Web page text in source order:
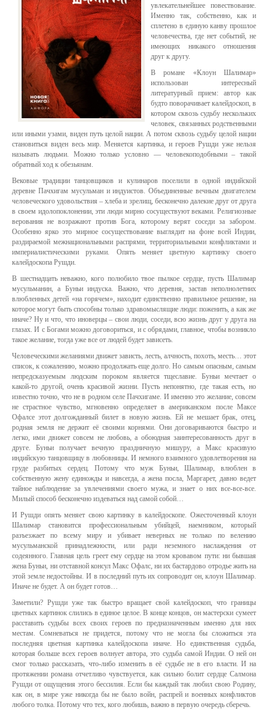
увлекательнейшее повествование.
Именно так, собственно, как и
сплетено в единую канву прошлое
человечества, где нет событий, не
имеющих никакого отношения
друг к другу.
В романе «Клоун Шалимар»
использован интересный
литературный прием: автор как
будто поворачивает калейдоскоп, в
котором сквозь судьбу нескольких
человек, связанных родственными
или иными узами, виден путь целой нации. А потом сквозь судьбу целой нации
становиться виден весь мир. Меняется картинка, и героев Рушди уже нельзя
называть людьми. Можно только условно — человекоподобными – такой
обратный ход к обезьянам.
Вековые традиции танцовщиков и кулинаров поселили в одной индийской
деревне Пачхигам мусульман и индуистов. Объединенные вечным двигателем
человеческого удовольствия – хлеба и зрелищ, бесконечно далекие друг от друга
в своем идолопоклонении, эти люди мирно сосуществуют веками. Религиозные
верования не возражают против Бога, которому верят соседи за забором.
Особенно ярко это мирное сосуществование выглядит на фоне всей Индии,
раздираемой межнациональными распрями, территориальными конфликтами и
империалистическими руками. Опять меняет цветную картинку своего
калейдоскопа Рушди.
В шестнадцать неважно, кого полюбило твое пылкое сердце, пусть Шалимар
мусульманин, а Буньи индуска. Важно, что деревня, застав неполнолетних
влюбленных детей «на горячем», находит единственно правильное решение, на
которое могут быть способны только здравомыслящие люди: поженить, а как же
иначе? Ну и что, что иноверцы – свои люди, соседи, всю жизнь друг у друга на
глазах. И с Богами можно договориться, и с обрядами, главное, чтобы возникло
такое желание, тогда уже все от людей будет зависеть.
Человеческими желаниями движет зависть, лесть, алчность, похоть, месть… этот
список, к сожалению, можно продолжать еще долго. Но самым опасным, самым
непредсказуемым людским пороком является тщеславие. Буньи мечтает о
какой-то другой, очень красивой жизни. Пусть непонятно, где такая есть, но
известно точно, что не в родном селе Пачхигаме. И именно это желание, совсем
не страстное чувство, мгновенно определяет в американском после Максе
Офалсе этот долгожданный билет в новую жизнь. Ей не мешает брак, отец,
родная земля не держит её своими корнями. Они договариваются быстро и
легко, ими движет совсем не любовь, а обоюдная заинтересованность друг в
друге. Буньи получает вечную праздничную мишуру, а Макс красивую
индийскую танцовщицу в любовницы. И немного взаимного удовлетворения на
груде разбитых сердец. Потому что муж Буньи, Шалимар, влюблен в
собственную жену единожды и навсегда, а жена посла, Маргарет, давно ведет
тайное наблюдение за увлечениями своего мужа, и знает о них все-все-все.
Милый способ бесконечно издеваться над самой собой…
И Рушди опять меняет свою картинку в калейдоскопе. Ожесточенный клоун
Шалимар становится профессиональным убийцей, наемником, который
разъезжает по всему миру и убивает неверных не только по велению
мусульманской принадлежности, или ради неземного наслаждения от
содеянного. Главная цель греет ему сердце на этом кровавом пути: ни бывшая
жена Буньи, ни отставной консул Макс Офалс, ни их бастардово отродье жить на
этой земле недостойны. И в последний путь их сопроводит он, клоун Шалимар.
Иначе не будет. А он будет готов…
Заметили? Рушди уже так быстро вращает свой калейдоскоп, что границы
цветных картинок слились в единое целое. В конце концов, он мастерски сумеет
расставить судьбы всех своих героев по предназначенным именно для них
местам. Сомневаться не придется, потому что не могла бы сложиться эта
последняя цветная картинка калейдоскопа иначе. Но единственная судьба,
которая больше всех героев волнует автора, это судьба самой Индии. О ней он
смог только рассказать, что-либо изменить в её судьбе не в его власти. И на
протяжении романа отчетливо чувствуется, как сильно болит сердце Салмона
Рушди от ощущения этого бессилия. Если бы каждый так любил свою Родину,
как он, в мире уже никогда бы не было войн, распрей и военных конфликтов
любого толка. Потому что тех, кого любишь, важно в первую очередь сберечь.